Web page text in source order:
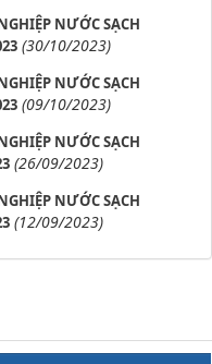
NƯỚC SẠCH
(30/10/2023)
NƯỚC SẠCH
(09/10/2023)
NƯỚC SẠCH
(26/09/2023)
NƯỚC SẠCH
(12/09/2023)